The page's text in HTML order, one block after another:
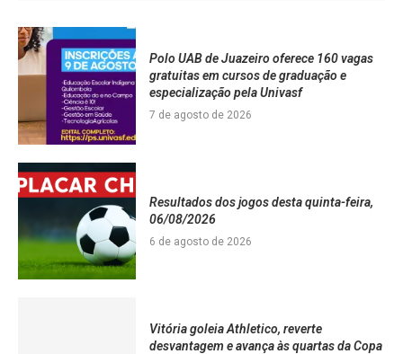
Polo UAB de Juazeiro oferece 160 vagas
gratuitas em cursos de graduação e
especialização pela Univasf
7 de agosto de 2026
Resultados dos jogos desta quinta-feira,
06/08/2026
6 de agosto de 2026
Vitória goleia Athletico, reverte
desvantagem e avança às quartas da Copa